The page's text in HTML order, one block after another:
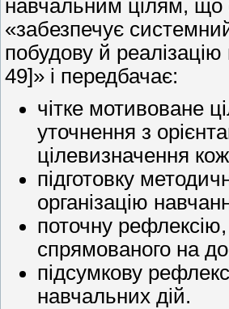
навчальним цілям, що
«забезпечує
побудову й
49]» і передбачає:
чітке мотивоване
уточнення з
цілевизначення
підготовку
організацію
поточну рефлексію,
спрямованого на
підсумкову
навчальних дій.